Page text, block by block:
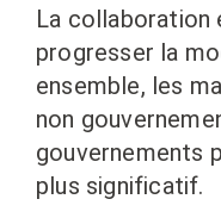
La collaboration
progresser la
ensemble, les
non
gouvernements
plus significatif.